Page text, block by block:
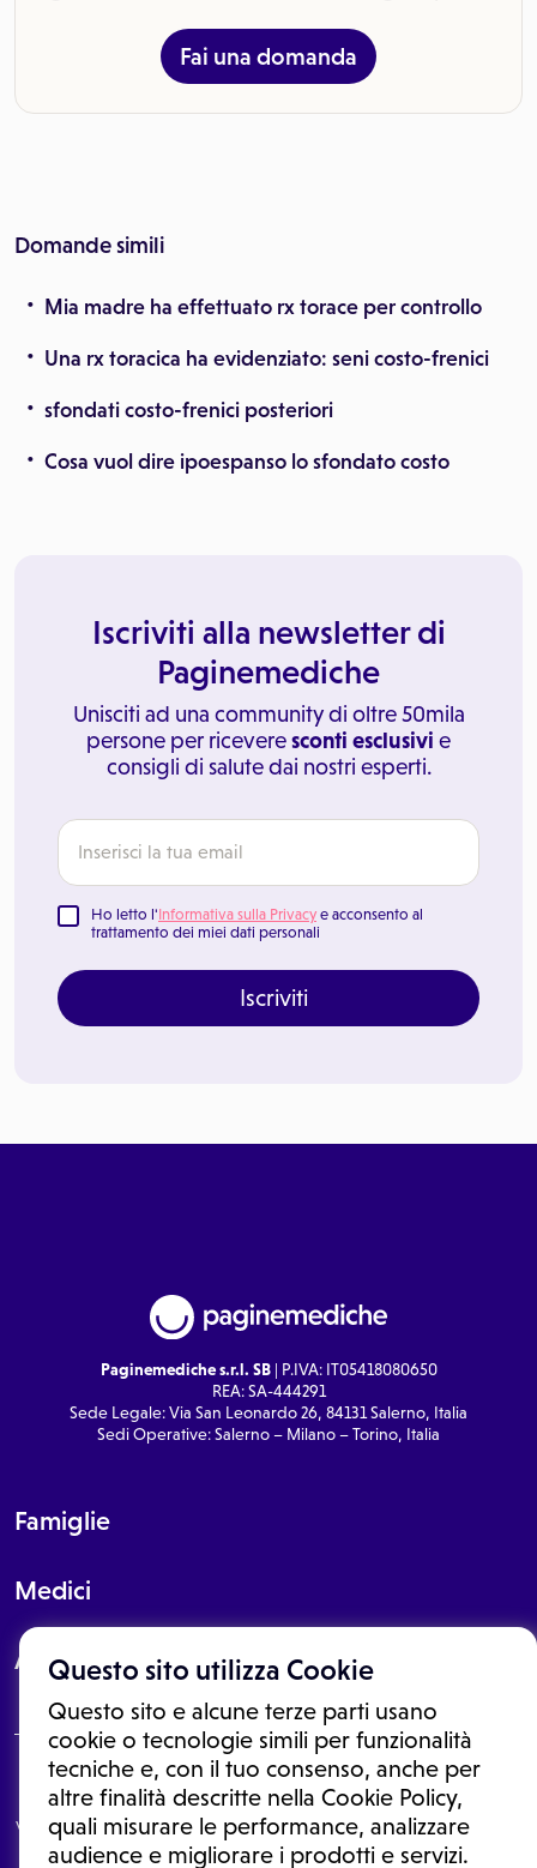
Questo sito utilizza Cookie
Questo sito e alcune terze parti usano
cookie o tecnologie simili per funzionalità
tecniche e, con il tuo consenso, anche per
altre finalità descritte nella Cookie Policy,
quali misurare le performance, analizzare
audience e migliorare i prodotti e servizi.
Fai una domanda
Domande simili
Mia madre ha effettuato rx torace per controllo
Una rx toracica ha evidenziato: seni costo-frenici
sfondati costo-frenici posteriori
Cosa vuol dire ipoespanso lo sfondato costo
Iscriviti alla newsletter di
Paginemediche
Unisciti ad una community di oltre 50mila
persone per riceveresconti esclusivi e
consigli di salute dai nostri esperti.
Ho letto l'Informativa sulla Privacy e acconsento al
trattamento dei miei dati personali
Iscriviti
Paginemediche s.r.l. SB| P.IVA: IT05418080650
REA: SA-444291
Sede Legale: Via San Leonardo 26, 84131 Salerno, Italia
Sedi Operative: Salerno – Milano – Torino, Italia
Famiglie
Medici
About
Le informazioni proposte in questo sito non sono un consulto medico.
In nessun caso, queste informazioni sostituiscono un consulto, una
visita o una diagnosi formulata dal medico. Non si devono considerare
le informazioni disponibili come suggerimenti per la formulazione di
una diagnosi, la determinazione di un trattamento o l'assunzione o